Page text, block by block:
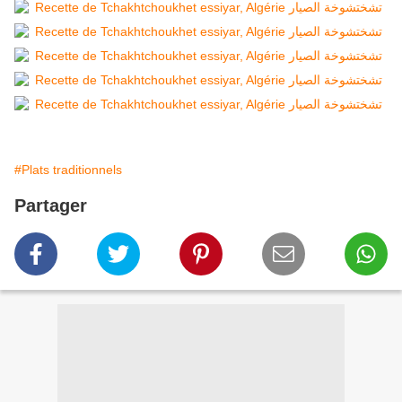
#Plats traditionnels
Partager